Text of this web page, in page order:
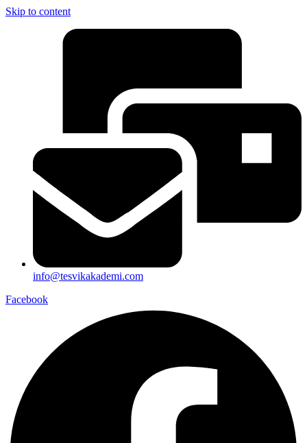
Skip to content
info@tesvikakademi.com
Facebook